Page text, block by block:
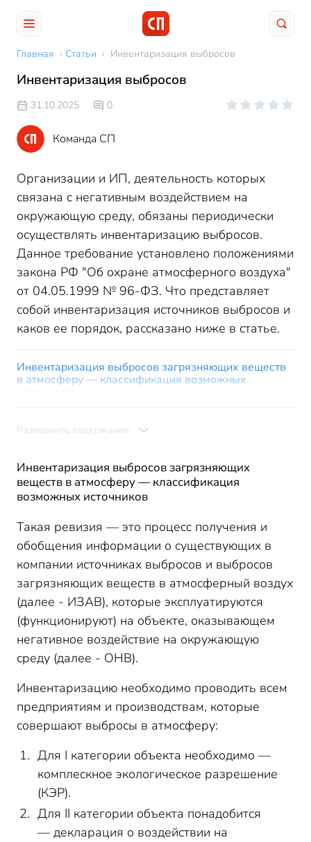
Главная › Статьи › Инвентаризация выбросов
Инвентаризация выбросов
31.10.2025 0
Команда СП
Организации и ИП, деятельность которых
связана с негативным воздействием на
окружающую среду, обязаны периодически
осуществлять инвентаризацию выбросов.
Данное требование установлено положениями
закона РФ "Об охране атмосферного воздуха"
от 04.05.1999 № 96-ФЗ. Что представляет
собой инвентаризация источников выбросов и
каков ее порядок, рассказано ниже в статье.
Инвентаризация выбросов загрязняющих веществ
в атмосферу — классификация возможных
загрязняющих веществ
инвентаризации выбросов
Основные показатели при инвентаризации
выбросов
Развернуть содержание
Инвентаризация выбросов загрязняющих
веществ в атмосферу — классификация
возможных источников
Такая ревизия — это процесс получения и
обобщения информации о существующих в
компании источниках выбросов и выбросов
загрязняющих веществ в атмосферный воздух
(далее - ИЗАВ), которые эксплуатируются
(функционируют) на объекте, оказывающем
негативное воздействие на окружающую
среду (далее - ОНВ).
Инвентаризацию необходимо проводить всем
предприятиям и производствам, которые
совершают выбросы в атмосферу:
Для I категории объекта необходимо —
комплескное экологическое разрешение
(КЭР).
Для II категории объекта понадобится
— декларация о воздействии на